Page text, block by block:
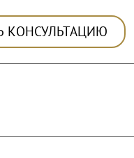
КОНСУЛЬТАЦИЮ